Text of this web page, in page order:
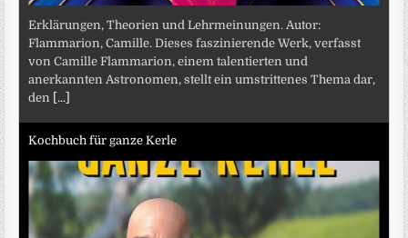
Erklärungen, Theorien und Lehrmeinungen. Autor:
Flammarion, Camille. Dieses faszinierende Werk, verfasst
von Camille Flammarion, einem talentierten und
anerkannten Astronomen, stellt ein umstrittenes Thema dar,
den [...]
Kochbuch für ganze Kerle